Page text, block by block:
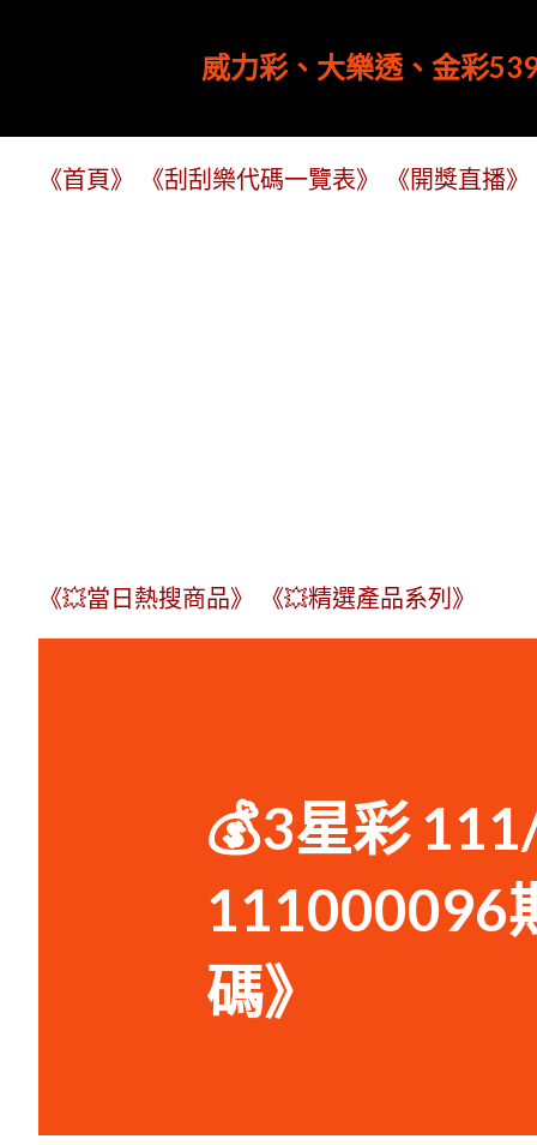
威力彩、大樂透、金彩
《首頁》 《刮刮樂代碼一覽表》 《開獎直播》
《💥當日熱搜商品》 《💥精選產品系列》
💰3星彩
111000096
碼》